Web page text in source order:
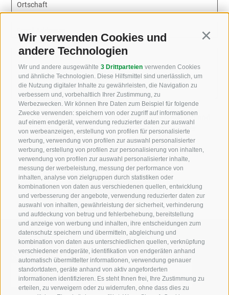
Wir verwenden Cookies und
andere Technologien
Wir und andere ausgewählte 3 Drittparteien verwenden Cookies
und ähnliche Technologien. Diese Hilfsmittel sind unerlässlich, um
die Nutzung digitaler Inhalte zu gewährleisten, die Navigation zu
verbessern und, vorbehaltlich Ihrer Zustimmung, zu
Werbezwecken. Wir können Ihre Daten zum Beispiel für folgende
Zwecke verwenden: speichern von oder zugriff auf informationen
auf einem endgerät, verwendung reduzierter daten zur auswahl
von werbeanzeigen, erstellung von profilen für personalisierte
werbung, verwendung von profilen zur auswahl personalisierter
werbung, erstellung von profilen zur personalisierung von inhalten,
verwendung von profilen zur auswahl personalisierter inhalte,
messung der werbeleistung, messung der performance von
inhalten, analyse von zielgruppen durch statistiken oder
kombinationen von daten aus verschiedenen quellen, entwicklung
und verbesserung der angebote, verwendung reduzierter daten zur
auswahl von inhalten, gewährleistung der sicherheit, verhinderung
und aufdeckung von betrug und fehlerbehebung, bereitstellung
und anzeige von werbung und inhalten, ihre entscheidungen zum
datenschutz speichern und übermitteln, abgleichung und
kombination von daten aus unterschiedlichen quellen, verknüpfung
verschiedener endgeräte, identifikation von endgeräten anhand
automatisch übermittelter informationen, verwendung genauer
standortdaten, geräte anhand von aktiv angeforderten
informationen identifizieren. Es steht Ihnen frei, Ihre Zustimmung zu
erteilen, zu verweigern oder zu widerrufen, ohne dass dies zu
Ortschaft
Wie können wir helfen?
Ich habe dieDatenschutzbestimmungengelesen und
verstanden und stimme der Verarbeitung meiner
personenbezogenen Daten durch den
Verantwortlichen zu
Suche auf der Webseite